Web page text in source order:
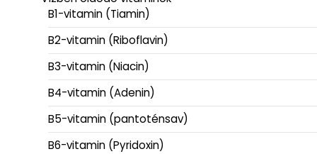
B1-vitamin (Tiamin)
B2-vitamin (Riboflavin)
B3-vitamin (Niacin)
B4-vitamin (Adenin)
B5-vitamin (pantoténsav)
B6-vitamin (Pyridoxin)